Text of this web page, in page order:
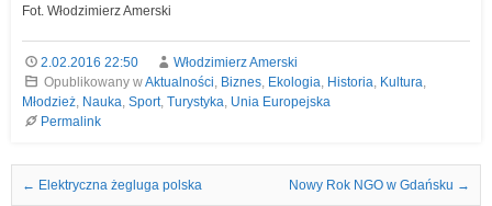
Fot. Włodzimierz Amerski
2.02.2016 22:50
Włodzimierz Amerski
Opublikowany wAktualności, Biznes, Ekologia, Historia, Kultura,
Młodzież, Nauka, Sport, Turystyka, Unia Europejska
Permalink
Nawigacja we wpisach
← Elektryczna żegluga polska Nowy Rok NGO w Gdańsku →